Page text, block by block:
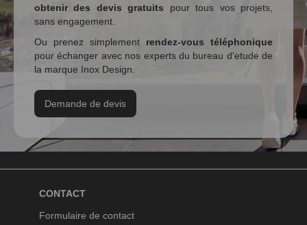
obtenir des devis gratuits pour tous vos projets,
sans engagement.
Ou prenez simplement rendez-vous téléphonique
pour échanger avec nos experts du bureau d'etude de
la marque Inox Design.
Demande de devis
CONTACT
Formulaire de contact